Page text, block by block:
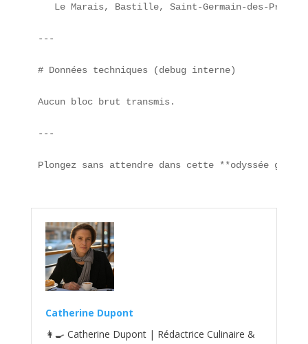
Le Marais, Bastille, Saint-Germain-des-Prés
---
# Données techniques (debug interne)
Aucun bloc brut transmis.
---
Plongez sans attendre dans cette **odyssée
Catherine Dupont
👩‍🍳 Catherine Dupont | Rédactrice Culinaire &